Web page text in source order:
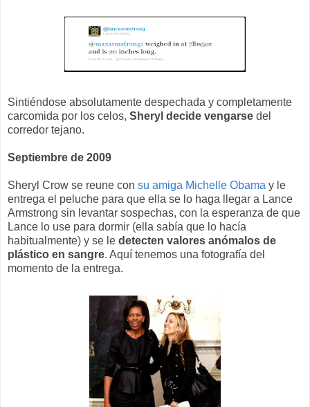
Sintiéndose absolutamente despechada y completamente
carcomida por los celos, Sheryl decide vengarse del
corredor tejano.
Septiembre de 2009
Sheryl Crow se reune con su amiga Michelle Obama y le
entrega el peluche para que ella se lo haga llegar a Lance
Armstrong sin levantar sospechas, con la esperanza de que
Lance lo use para dormir (ella sabía que lo hacía
habitualmente) y se le detecten valores anómalos de
plástico en sangre. Aquí tenemos una fotografía del
momento de la entrega.